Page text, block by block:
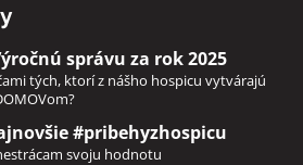
správu za rok 2025
tých, ktorí z nášho hospicu vytvárajú
#pribehyzhospicu
svoju hodnotu